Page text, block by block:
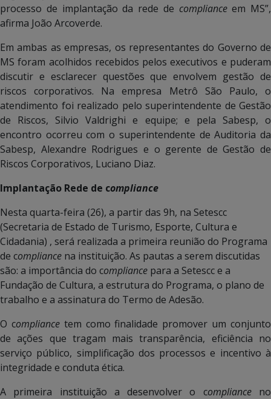
processo de implantação da rede de complianceem MS”,
afirma João Arcoverde.
Em ambas as empresas, os representantes do Governo de
MS foram acolhidos recebidos pelos executivos e puderam
discutir e esclarecer questões que envolvem gestão de
riscos corporativos. Na empresa Metrô São Paulo, o
atendimento foi realizado pelo superintendente de Gestão
de Riscos, Silvio Valdrighi e equipe; e pela Sabesp, o
encontro ocorreu com o superintendente de Auditoria da
Sabesp, Alexandre Rodrigues e o gerente de Gestão de
Riscos Corporativos, Luciano Diaz.
Implantação Rede de compliance
Nesta quarta-feira (26), a partir das 9h, na Setescc
(Secretaria de Estado de Turismo, Esporte, Cultura e
Cidadania) , será realizada a primeira reunião do Programa
de compliance na instituição. As pautas a serem discutidas
são: a importância do compliance para a Setescc e a
Fundação de Cultura, a estrutura do Programa, o plano de
trabalho e a assinatura do Termo de Adesão.
O compliancetem como finalidade promover um conjunto
de ações que tragam mais transparência, eficiência no
serviço público, simplificação dos processos e incentivo à
integridade e conduta ética.
A primeira instituição a desenvolver o complianceno